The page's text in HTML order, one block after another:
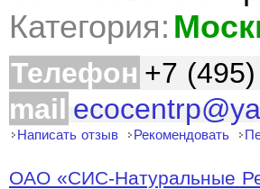
Категория:
Телефон +7
mail
Написать отзыв Рекомендовать
ОАО «СИС-Натуральные